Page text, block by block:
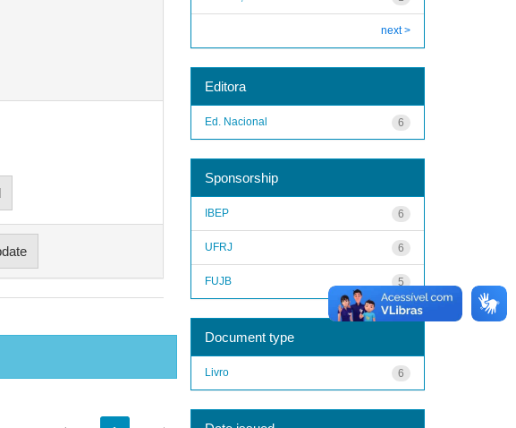
next >
Editora
6
Ed. Nacional
Sponsorship
6
IBEP
6
UFRJ
5
FUJB
Document type
6
Livro